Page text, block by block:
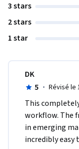
3 stars
2 stars
1 star
DK
5 · Révisé le
This
workflow. The
in emerging
incredibly easy